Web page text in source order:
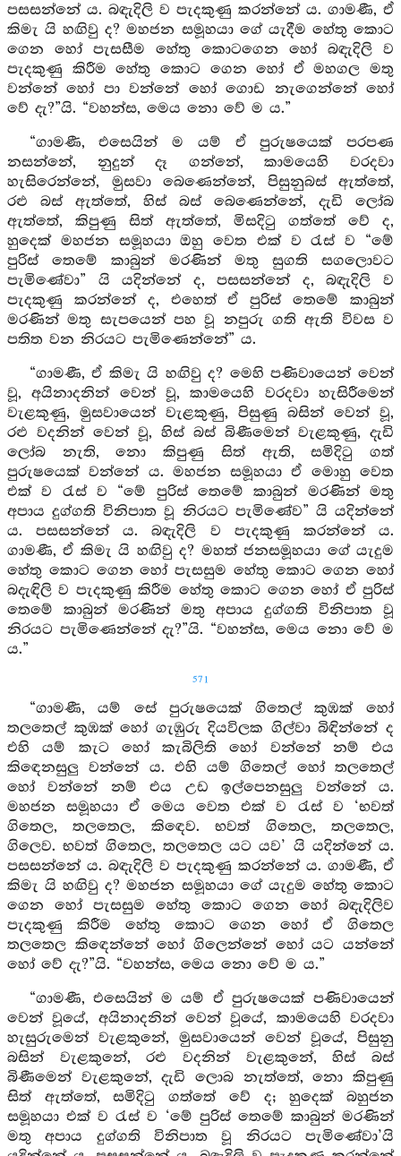
පසසන්නේ ය. බඳැදිලි ව පැදකුණු කරන්නේ ය. ගාමණී, ඒ
කිමැ යි හඟිවු ද? මහජන සමූහයා ගේ යැදීම හේතු කොට
ගෙන හෝ පැසසීම හේතු කොටගෙන හෝ බඳැදිලි ව
පැදකුණු කිරීම හේතු කොට ගෙන හෝ ඒ මහගල මතු
වන්නේ හෝ පා වන්නේ හෝ ගොඩ නැගෙන්නේ හෝ
වේ දැ?”යි. “වහන්ස, මෙය නො වේ ම ය.”
“ගාමණී, එසෙයින් ම යම් ඒ පුරුෂයෙක් පරපණ
නසන්නේ, නුදුන් දෑ ගන්නේ, කාමයෙහි වරදවා
හැසිරෙන්නේ, මුසවා බෙණෙන්නේ, පිසුනුබස් ඇත්තේ,
රළු බස් ඇත්තේ, හිස් බස් බෙණෙන්නේ, දැඩි ලෝබ
ඇත්තේ, කිපුණු සිත් ඇත්තේ, මිසදිටු ගත්තේ වේ ද,
හුදෙක් මහජන සමූහයා ඔහු වෙත එක් ව රැස් ව “මේ
පුරිස් තෙමේ කාබුන් මරණින් මතු සුගති සගලොවට
පැමිණේවා” යි යදින්නේ ද, පසසන්නේ ද, බඳැදිලි ව
පැදකුණු කරන්නේ ද, එහෙත් ඒ පුරිස් තෙමේ කාබුන්
මරණින් මතු සැපයෙන් පහ වූ නපුරු ගති ඇති විවස ව
පතිත වන නිරයට පැමිණෙන්නේ” ය.
“ගාමණී, ඒ කිමැ යි හඟිවු ද? මෙහි පණිවායෙන් වෙන්
වූ, අයිනාදනින් වෙන් වූ, කාමයෙහි වරදවා හැසිරීමෙන්
වැළකුණු, මුසවායෙන් වැළකුණු, පිසුණු බසින් වෙන් වූ,
රළු වදනින් වෙන් වූ, හිස් බස් බිණීමෙන් වැළකුණු, දැඩි
ලෝබ නැති, නො කිපුණු සිත් ඇති, සමිදිටු ගත්
පුරුෂයෙක් වන්නේ ය. මහජන සමූහයා ඒ මොහු වෙත
එක් ව රැස් ව “මේ පුරිස් තෙමේ කාබුන් මරණින් මතු
අපාය දුග්ගති විනිපාත වූ නිරයට පැමිණේව” යි යදින්නේ
ය. පසසන්නේ ය. බඳැදිලි ව පැදකුණු කරන්නේ ය.
ගාමණී, ඒ කිමැ යි හඟිවු ද? මහත් ජනසමූහයා ගේ යැදුම
හේතු කොට ගෙන හෝ පැසසුම හේතු කොට ගෙන හෝ
බදැඳිලි ව පැදකුණු කිරීම හේතු කොට ගෙන හෝ ඒ පුරිස්
තෙමේ කාබුන් මරණින් මතු අපාය දුග්ගති විනිපාත වූ
නිරයට පැමිණෙන්නේ දැ?”යි. “වහන්ස, මෙය නො වේ ම
ය.”
571
“ගාමණී, යම් සේ පුරුෂයෙක් ගිතෙල් කුඹක් හෝ
තලතෙල් කුඹක් හෝ ගැඹුරු දියවිලක ගිල්වා බිඳින්නේ ද
එහි යම් කැට හෝ කැබිලිති හෝ වන්නේ නම් එය
කිඳෙනසුලු වන්නේ ය. එහි යම් ගිතෙල් හෝ තලතෙල්
හෝ වන්නේ නම් එය උඩ ඉල්පෙනසුලු වන්නේ ය.
මහජන සමූහයා ඒ මෙය වෙත එක් ව රැස් ව ‘භවත්
ගිතෙල, තලතෙල, කිඳෙව. භවත් ගිතෙල, තලතෙල,
ගිලෙව. භවත් ගිතෙල, තලතෙල යට යව’ යි යදින්නේ ය.
පසසන්නේ ය. බඳැදිලි ව පැදකුණු කරන්නේ ය. ගාමණී, ඒ
කිමැ යි හඟිවු ද? මහජන සමූහයා ගේ යැදුම හේතු කොට
ගෙන හෝ පැසසුම හේතු කොට ගෙන හෝ බඳැදිලිව
පැදකුණු කිරීම හේතු කොට ගෙන හෝ ඒ ගිතෙල
තලතෙල කිඳෙන්නේ හෝ ගිලෙන්නේ හෝ යට යන්නේ
හෝ වේ දැ?”යි. “වහන්ස, මෙය නො වේ ම ය.”
“ගාමණී, එසෙයින් ම යම් ඒ පුරුෂයෙක් පණිවායෙන්
වෙන් වූයේ, අයිනාදනින් වෙන් වූයේ, කාමයෙහි වරදවා
හැසුරුමෙන් වැළකුනේ, මුසවායෙන් වෙන් වූයේ, පිසුනු
බසින් වැළකුනේ, රළු වදනින් වැළකුනේ, හිස් බස්
බිණීමෙන් වැළකුනේ, දැඩි ලොබ නැත්තේ, නො කිපුණු
සිත් ඇත්තේ, සමිදිටු ගත්තේ වේ ද; හුදෙක් බහුජන
සමූහයා එක් ව රැස් ව ‘මේ පුරිස් තෙමේ කාබුන් මරණින්
මතු අපාය දුග්ගති විනිපාත වූ නිරයට පැමිණේවා’යි